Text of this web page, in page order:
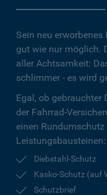
Sein neu
gut wie nur möglich.
aller Achtsamkeit:
schlimmer - es wird
Egal, ob gebrauchter
der Fahrrad-
einen
Leistungsbausteinen:
Diebstahl-Schutz
Kasko-Schutz (auf
Schutzbrief